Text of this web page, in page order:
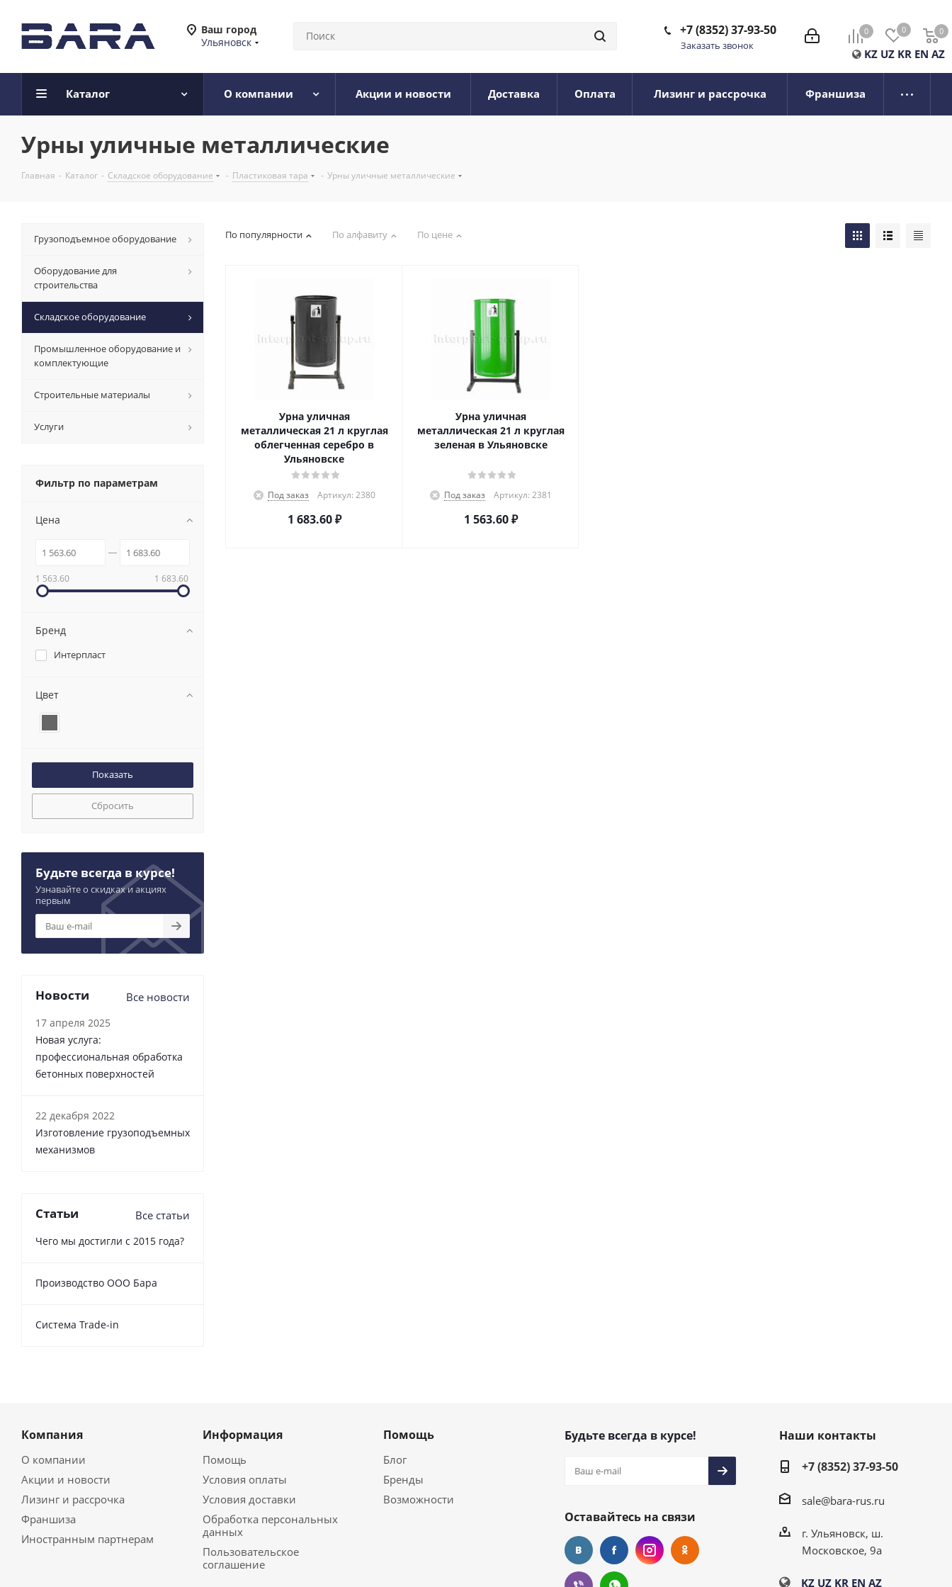
Ваш город
Ульяновск
0 0 0
0
KZ UZ KR EN AZ
+7 (8352) 37-93-50
Заказать звонок
Каталог О компании Акции и новости Доставка Оплата Лизинг и рассрочка Франшиза
Урны уличные металлические
Главная - Каталог - Складское оборудование - Пластиковая тара - Урны уличные металлические
По популярности По алфавиту По цене
Урна уличная
металлическая 21 л круглая
облегченная серебро в
Ульяновске
Под заказ Артикул: 2380
1 683.60₽
Урна уличная
металлическая 21 л круглая
зеленая в Ульяновске
Под заказ Артикул: 2381
1 563.60₽
Грузоподъемное оборудование
Оборудование для
строительства
Складское оборудование
Промышленное оборудование и
комплектующие
Строительные материалы
Услуги
Фильтр по параметрам
Цена
1 563.60 1 683.60
Бренд
Интерпласт
Цвет
Сбросить
Будьте всегда в курсе!
Узнавайте о скидках и акциях
первым
Новости Все новости
17 апреля 2025
Новая услуга:
профессиональная обработка
бетонных поверхностей
22 декабря 2022
Изготовление грузоподъемных
механизмов
Статьи Все статьи
Чего мы достигли с 2015 года?
Производство ООО Бара
Cистема Trade-in
Компания
О компании
Акции и новости
Лизинг и рассрочка
Франшиза
Иностранным партнерам
Информация
Помощь
Условия оплаты
Условия доставки
Обработка персональных
данных
Пользовательское
соглашение
Помощь
Блог
Бренды
Возможности
Будьте всегда в курсе!
Оставайтесь на связи
Наши контакты
+7 (8352) 37-93-50
sale@bara-rus.ru
г. Ульяновск, ш.
Московское, 9а
KZ UZ KR EN AZ